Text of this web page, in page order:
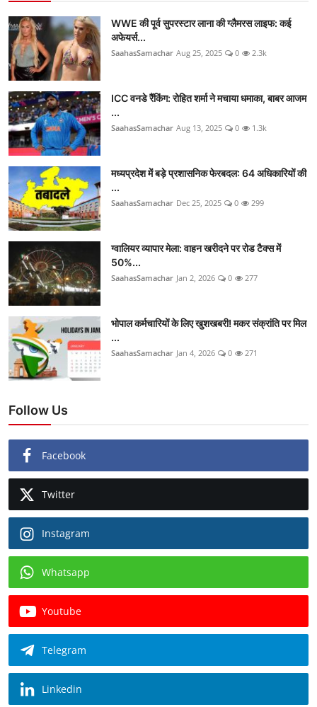
WWE की पूर्व सुपरस्टार लाना की ग्लैमरस लाइफ: कई
अफेयर्स...
SaahasSamachar Aug 25, 2025 0 2.3k
ICC वनडे रैंकिंग: रोहित शर्मा ने मचाया धमाका, बाबर आजम
...
SaahasSamachar Aug 13, 2025 0 1.3k
मध्यप्रदेश में बड़े प्रशासनिक फेरबदल: 64 अधिकारियों की
...
SaahasSamachar Dec 25, 2025 0 299
ग्वालियर व्यापार मेला: वाहन खरीदने पर रोड टैक्स में
50%...
SaahasSamachar Jan 2, 2026 0 277
भोपाल कर्मचारियों के लिए खुशखबरी! मकर संक्रांति पर मिल
...
SaahasSamachar Jan 4, 2026 0 271
Follow Us
Facebook
Twitter
Instagram
Whatsapp
Youtube
Telegram
Linkedin